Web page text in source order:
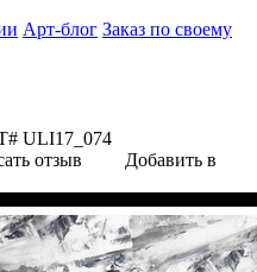
Арт-блог Заказ по своему
ULI17_074
отзыв
Добавить в